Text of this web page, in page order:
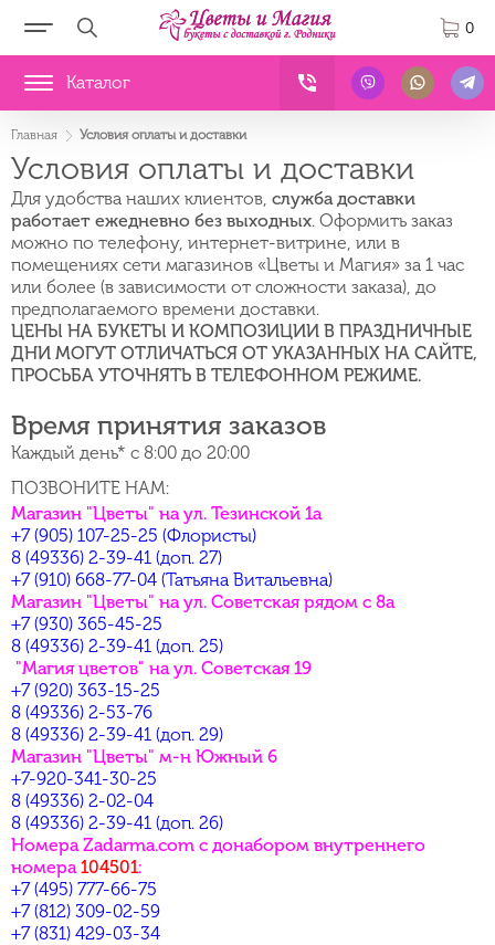
0
Каталог
Главная Условия оплаты и доставки
Условия оплаты и доставки
Для удобства наших клиентов, служба доставки
работает ежедневно без выходных. Оформить заказ
можно по телефону, интернет-витрине, или в
помещениях сети магазинов «Цветы и Магия» за 1 час
или более (в зависимости от сложности заказа), до
предполагаемого времени доставки.
ЦЕНЫ НА БУКЕТЫ И КОМПОЗИЦИИ В ПРАЗДНИЧНЫЕ
ДНИ МОГУТ ОТЛИЧАТЬСЯ ОТ УКАЗАННЫХ НА САЙТЕ,
ПРОСЬБА УТОЧНЯТЬ В ТЕЛЕФОННОМ РЕЖИМЕ.
Время принятия заказов
Каждый день* с 8:00 до 20:00
ПОЗВОНИТЕ НАМ:
Магазин "Цветы" на ул. Тезинской 1а
+7 (905) 107-25-25 (Флористы)
8 (49336) 2-39-41 (доп. 27)
+7 (910) 668-77-04 (Татьяна Витальевна)
Магазин "Цветы" на ул. Советская рядом с 8а
+7 (930) 365-45-25
8 (49336) 2-39-41 (доп. 25)
"Магия цветов" на ул. Советская 19
+7 (920) 363-15-25
8 (49336) 2-53-76
8 (49336) 2-39-41 (доп. 29)
Магазин "Цветы" м-н Южный 6
+7-920-341-30-25
8 (49336) 2-02-04
8 (49336) 2-39-41 (доп. 26)
Номера Zadarma.com c донабором внутреннего
номера104501:
+7 (495) 777-66-75
+7 (812) 309-02-59
+7 (831) 429-03-34